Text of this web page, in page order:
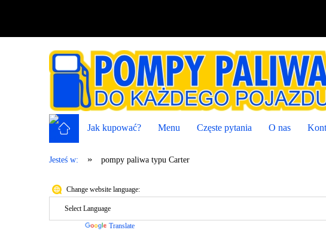
Jak kupować? Menu Częste pytania O nas
Jesteś w: » pompy paliwa typu Carter
Change website language:
Translate